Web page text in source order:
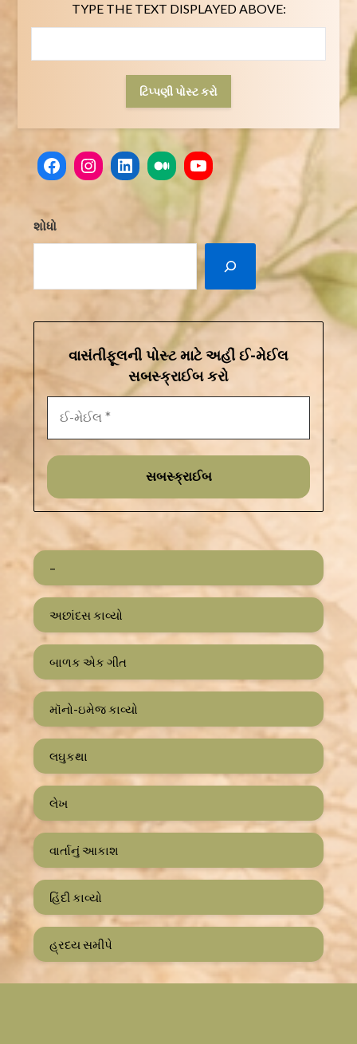
TYPE THE TEXT DISPLAYED ABOVE:
Facebook
Instagram
LinkedIn
MediumYouTube
શોધો
વાસંતીફૂલની પોસ્ટ માટે અહીં ઈ-મેઈલ
સબસ્ક્રાઈબ કરો
–
અછાંદસ કાવ્યો
બાળક એક ગીત
મૉનો-ઇમેજ કાવ્યો
લઘુકથા
લેખ
વાર્તાનું આકાશ
હિંદી કાવ્યો
હ્રદય સમીપે